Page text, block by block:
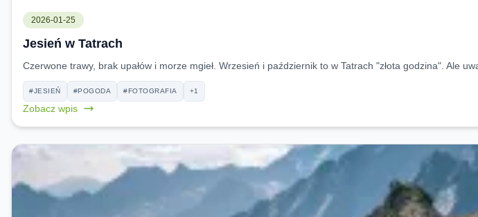
2026-01-25
Jesień w Tatrach
Czerwone trawy, brak upałów i morze mgieł. Wrzesień i październik to w Tatrach "złota godzina". Ale
#JESIEŃ #POGODA #FOTOGRAFIA +1
Zobacz wpis